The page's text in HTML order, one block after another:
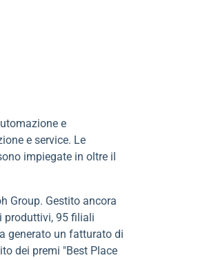
e
e service. Le
impiegate in oltre il
Group. Gestito ancora
produttivi, 95 filiali
generato un fatturato di
dei premi "Best Place